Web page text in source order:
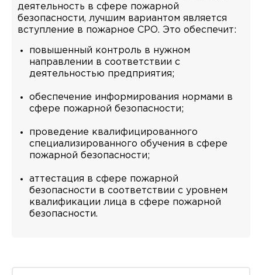
деятельность в сфере пожарной
безопасности, лучшим вариантом является
вступление в пожарное СРО. Это обеспечит:
повышенный контроль в нужном
направлении в соответствии с
деятельностью предприятия;
обеспечение информирования нормами в
сфере пожарной безопасности;
проведение квалифицированного
специализированного обучения в сфере
пожарной безопасности;
аттестация в сфере пожарной
безопасности в соответствии с уровнем
квалификации лица в сфере пожарной
безопасности.